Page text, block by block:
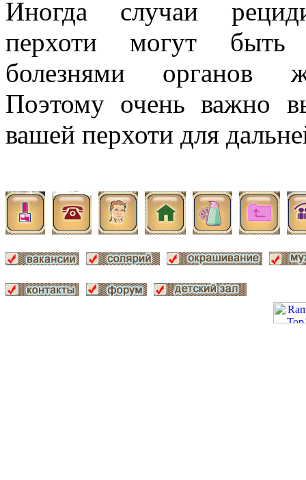
Иногда случаи
перхоти могут быть
болезнями органов
Поэтому очень важно
вашей перхоти для